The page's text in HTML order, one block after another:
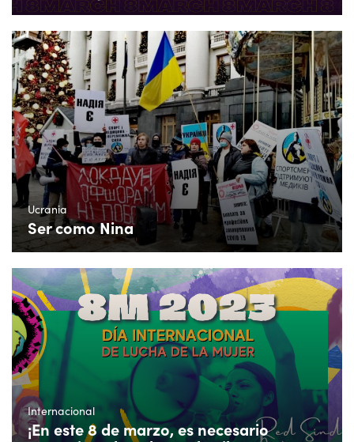
Ucrania
Ser como Nina
Internacional
¡En este 8 de marzo, es necesario